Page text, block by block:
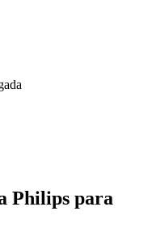
Philips para